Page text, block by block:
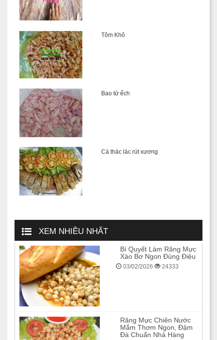
Tôm Khô
Bao tử ếch
Cá thác lác rút xương
XEM NHIỀU NHẤT
Bí Quyết Làm Răng Mực
Xào Bơ Ngon Đúng Điệu
03/02/2026 24333
Răng Mực Chiên Nước
Mắm Thơm Ngon, Đậm
Đà Chuẩn Nhà Hàng